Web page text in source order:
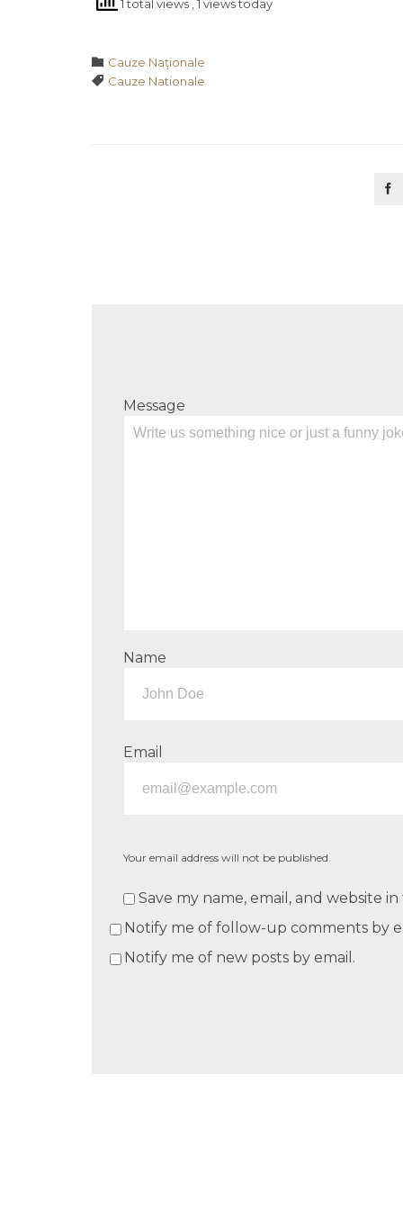
1 total views , 1 views today
 Category
Cauze Naţionale
 Tags
Cauze Nationale

Message
Name
Email
Your email address will not be published.
Save my name, email, and website
Notify me of follow-up comments by
Notify me of new posts by email.